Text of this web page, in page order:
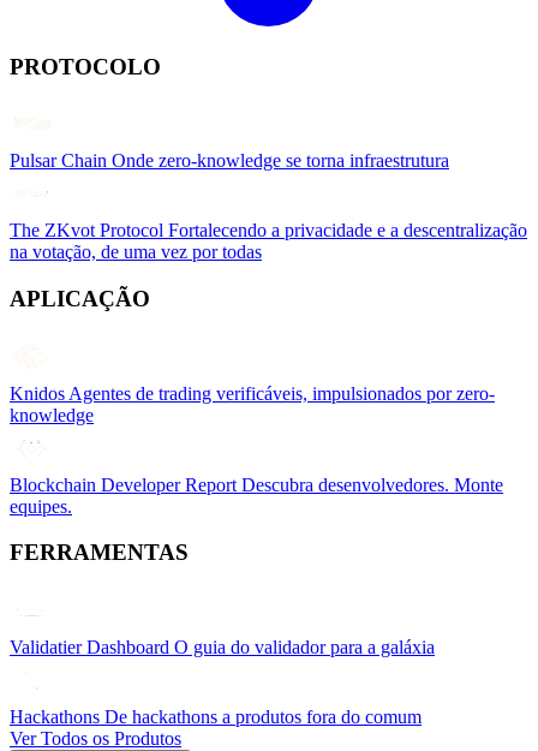
PROTOCOLO
Pulsar Chain Onde zero-knowledge se torna infraestrutura
The ZKvot Protocol Fortalecendo a privacidade e a descentralização
na votação, de uma vez por todas
APLICAÇÃO
Knidos Agentes de trading verificáveis, impulsionados por zero-
knowledge
Blockchain Developer Report Descubra desenvolvedores. Monte
equipes.
FERRAMENTAS
Validatier Dashboard O guia do validador para a galáxia
Hackathons De hackathons a produtos fora do comum
Ver Todos os Produtos